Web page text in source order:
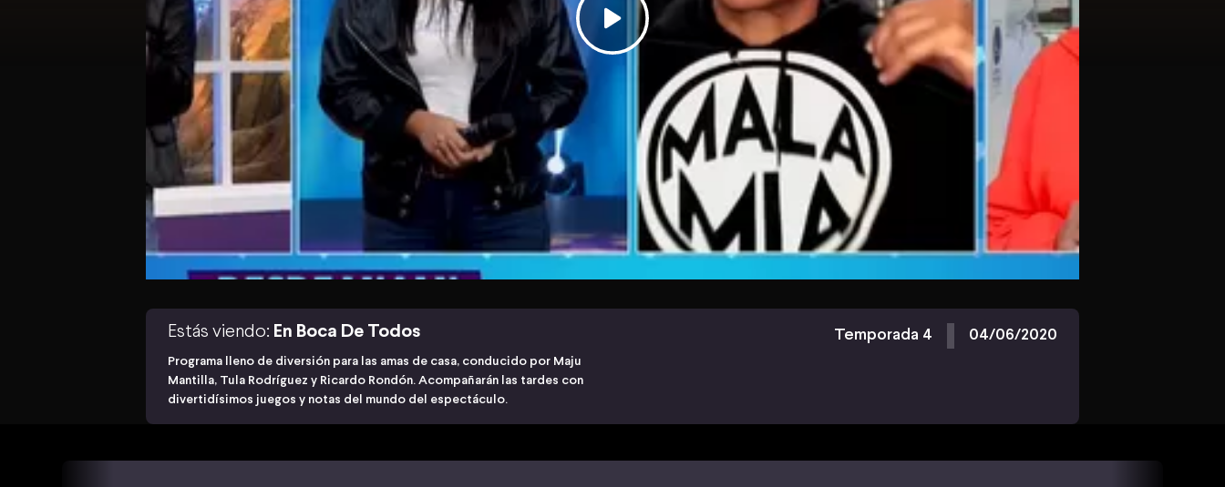
Estás viendo: En Boca De Todos
Programa lleno de diversión para las amas de casa, conducido por Maju
Mantilla, Tula Rodríguez y Ricardo Rondón. Acompañarán las tardes con
divertidísimos juegos y notas del mundo del espectáculo.
Temporada 4 04/06/2020